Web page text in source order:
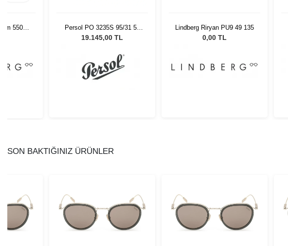
5504
Persol PO 3235S 95/31 55
Unisex Güneş Gözlüğü
19.145,00 TL
Lindberg Riryan PU9 49 135
0,00 TL
SON BAKTIĞINIZ ÜRÜNLER